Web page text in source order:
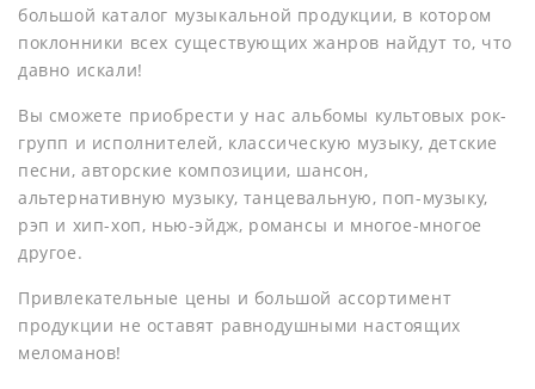
большой каталог музыкальной продукции, в котором
поклонники всех существующих жанров найдут то, что
давно искали!
Вы сможете приобрести у нас альбомы культовых рок-
групп и исполнителей, классическую музыку, детские
песни, авторские композиции, шансон,
альтернативную музыку, танцевальную, поп-музыку,
рэп и хип-хоп, нью-эйдж, романсы и многое-многое
другое.
Привлекательные цены и большой ассортимент
продукции не оставят равнодушными настоящих
меломанов!